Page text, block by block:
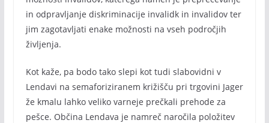
in odpravljanje diskriminacije invalidk in invalidov ter
jim zagotavljati enake možnosti na vseh področjih
življenja.
Kot kaže, pa bodo tako slepi kot tudi slabovidni v
Lendavi na semaforiziranem križišču pri trgovini Jager
že kmalu lahko veliko varneje prečkali prehode za
pešce. Občina Lendava je namreč naročila položitev